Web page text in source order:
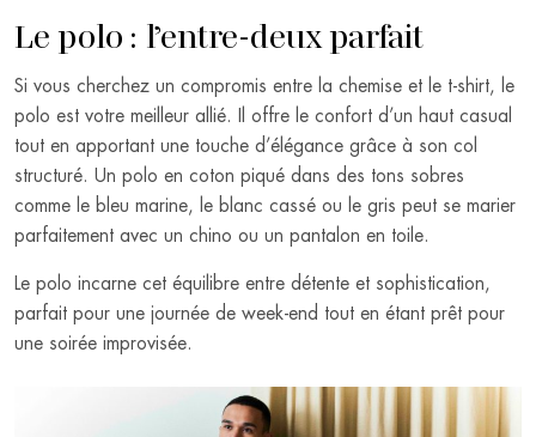
Le polo : l’entre-deux parfait
Si vous cherchez un compromis entre la chemise et le t-shirt, le
polo est votre meilleur allié. Il offre le confort d’un haut casual
tout en apportant une touche d’élégance grâce à son col
structuré. Un polo en coton piqué dans des tons sobres
comme le bleu marine, le blanc cassé ou le gris peut se marier
parfaitement avec un chino ou un pantalon en toile.
Le polo incarne cet équilibre entre détente et sophistication,
parfait pour une journée de week-end tout en étant prêt pour
une soirée improvisée.